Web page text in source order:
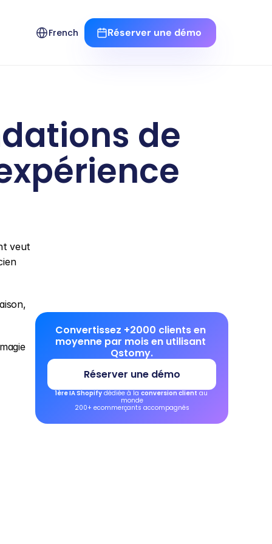
Select Language
French Réserver une démo
de
veut
Convertissez +2000 clients en
moyenne par mois en utilisant
Qstomy.
Réserver une démo
1ère IA Shopify dédiée à la conversion client au
monde
200+ ecommerçants accompagnés